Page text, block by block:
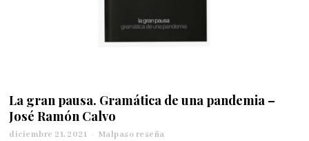
La gran pausa. Gramática de una pandemia –
José Ramón Calvo
diciembre 21, 2021
Malpaso reseña